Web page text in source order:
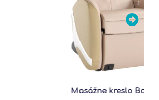
Masážne kreslo Bolero B